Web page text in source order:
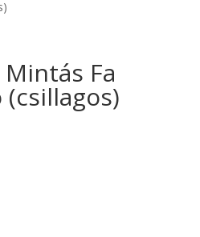
Fa
(csillagos)